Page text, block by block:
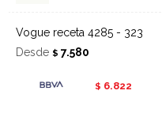
Vogue receta 4285 - 323
Desde $ 7.580
$ 6.822